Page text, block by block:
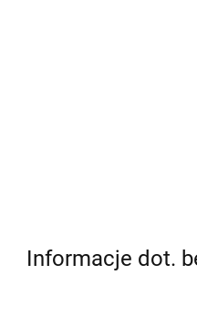
Informacje dot.